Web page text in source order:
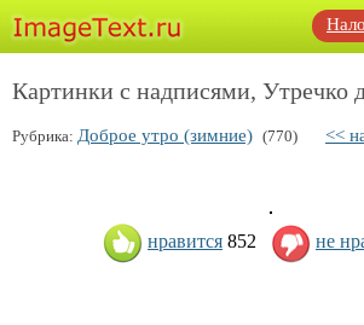
Картинки с надписями, Утречко
Рубрика: Доброе утро (зимние) (770) <<
нравится 852 не